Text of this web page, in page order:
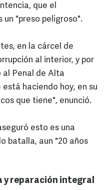
que el
un "preso peligroso".
en la cárcel de
al interior, y por
al Penal de Alta
haciendo hoy, en su
que tiene", enunció.
esto es una
batalla, aun "20 años
y reparación integral